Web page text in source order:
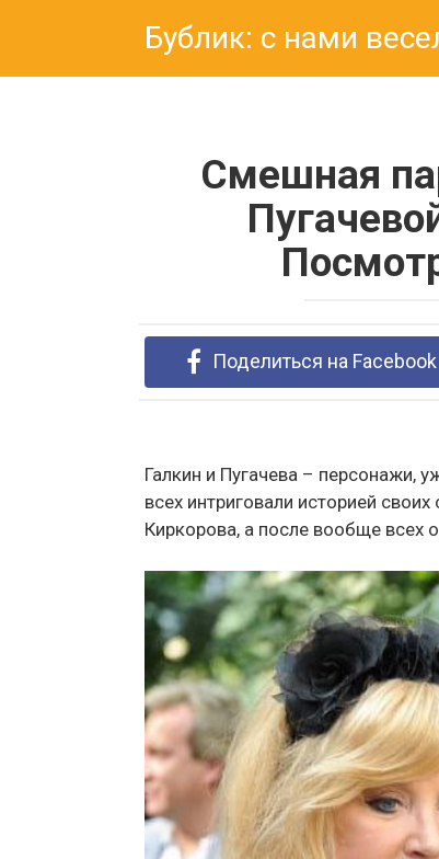
Бублик: с нами
Смешная
Поделиться на Facebook
Галкин и Пугачева – персонажи,
всех интриговали историей
Киркорова, а после вообще всех